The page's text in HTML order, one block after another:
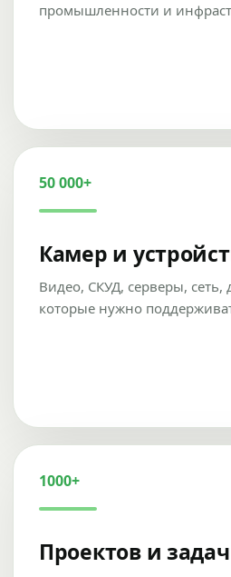
промышленности и
50 000+
Камер и
Видео, СКУД, серверы, сеть,
которые нужно
1000+
Проектов и задач